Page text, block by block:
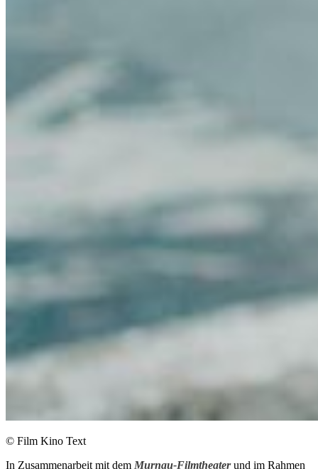
© Film Kino Text
In Zusammenarbeit mit dem Murnau-Filmtheaterund im Rahmen